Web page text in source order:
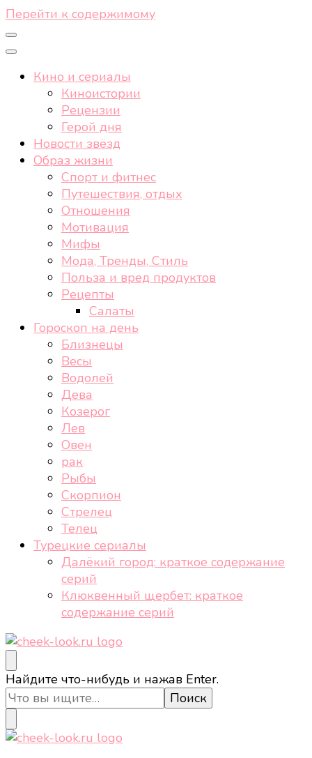
Перейти к содержимому
Кино и сериалы
Киноистории
Рецензии
Герой дня
Новости звёзд
Образ жизни
Спорт и фитнес
Путешествия, отдых
Отношения
Мотивация
Мифы
Мода, Тренды, Стиль
Польза и вред продуктов
Рецепты
Салаты
Гороскоп на день
Близнецы
Весы
Водолей
Дева
Козерог
Лев
Овен
рак
Рыбы
Скорпион
Стрелец
Телец
Турецкие сериалы
Далёкий город: краткое содержание
серий
Клюквенный щербет: краткое
содержание серий
cheek-look.ru
Женский сайт о звездах и кино, а также трендах,
здоровом образе жизни, спорте, стиле, отдыхе и
еде.
Ищите
что-
то?
Найдите что-нибудь и нажав Enter.